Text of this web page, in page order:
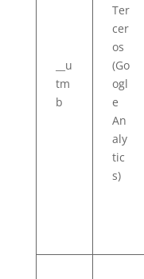
__u
tm
b
Ter
cer
os
(Go
ogl
e
An
aly
tic
s)